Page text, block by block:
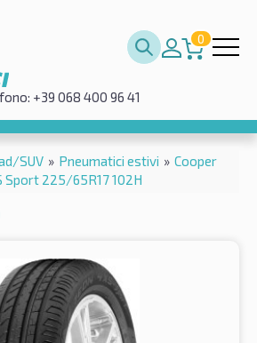
0
+39 068 400 96 41
SUV » Pneumatici estivi » Cooper
Sport 225/65R17 102H